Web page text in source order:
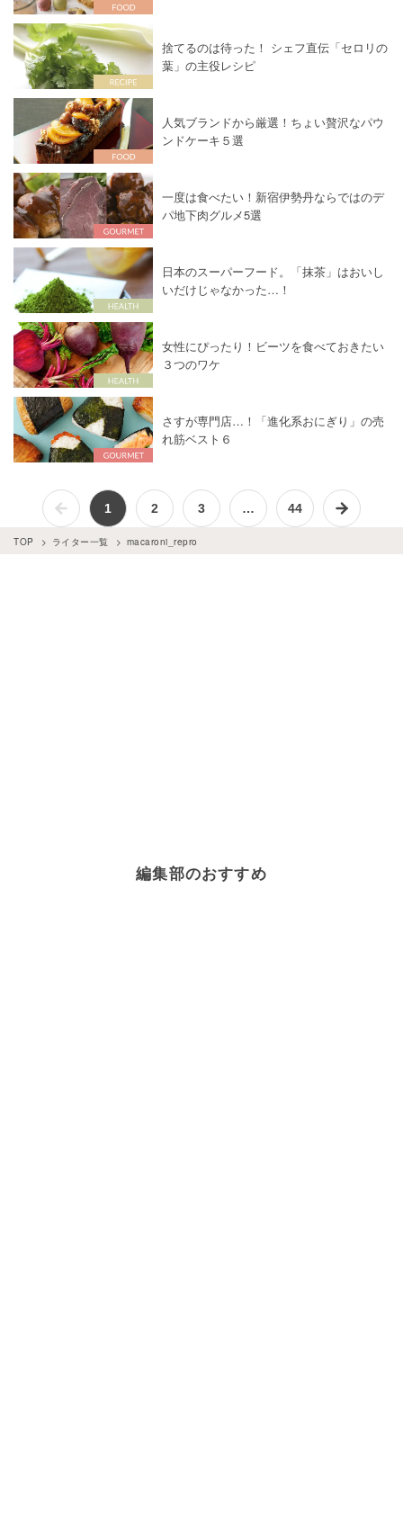
捨てるのは待った！ シェフ直伝「セロリの
葉」の主役レシピ
人気ブランドから厳選！ちょい贅沢なパウ
ンドケーキ５選
一度は食べたい！新宿伊勢丹ならではのデ
パ地下肉グルメ5選
日本のスーパーフード。「抹茶」はおいし
いだけじゃなかった…！
女性にぴったり！ビーツを食べておきたい
３つのワケ
さすが専門店…！「進化系おにぎり」の売
れ筋ベスト６
1 2 3 … 44
TOP ライター一覧 macaroni_repro
編集部のおすすめ